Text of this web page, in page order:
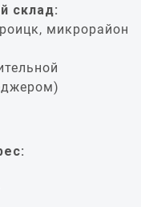
склад:
микрорайон